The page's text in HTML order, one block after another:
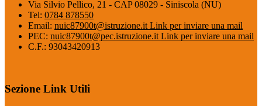
Via Silvio Pellico, 21 - CAP 08029 - Siniscola (NU)
Tel: 0784 878550
Email: nuic87900t@istruzione.it Link per inviare una mail
PEC: nuic87900t@pec.istruzione.it Link per inviare una mail
C.F.: 93043420913
Sezione Link Utili